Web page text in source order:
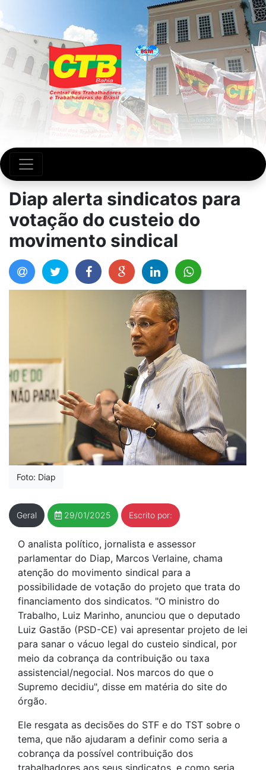
Diap alerta sindicatos para
votação do custeio do
movimento sindical
Foto: Diap
Geral 29/01/2025 Escrito por:
O analista político, jornalista e assessor
parlamentar do Diap, Marcos Verlaine, chama
atenção do movimento sindical para a
possibilidade de votação do projeto que trata do
financiamento dos sindicatos. "O ministro do
Trabalho, Luiz Marinho, anunciou que o deputado
Luiz Gastão (PSD-CE) vai apresentar projeto de lei
para sanar o vácuo legal do custeio sindical, por
meio da cobrança da contribuição ou taxa
assistencial/negocial. Nos marcos do que o
Supremo decidiu", disse em matéria do site do
órgão.
Ele resgata as decisões do STF e do TST sobre o
tema, que não ajudaram a definir como seria a
cobrança da possível contribuição dos
trabalhadores aos seus sindicatos, e como seria